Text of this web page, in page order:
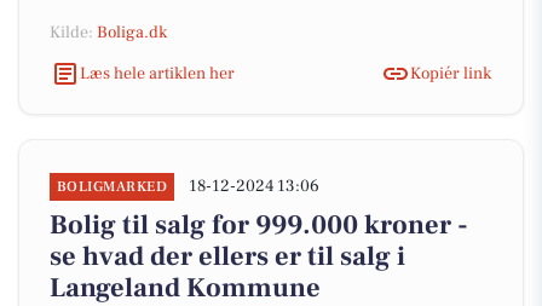
Kilde: Boliga.dk
Læs hele artiklen her
Kopiér link
BOLIGMARKED 18-12-2024 13:06
Bolig til salg for 999.000 kroner -
se hvad der ellers er til salg i
Langeland Kommune